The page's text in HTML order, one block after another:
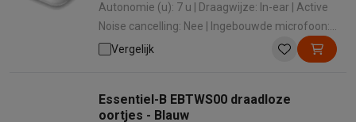
Autonomie (u): 7 u | Draagwijze: In-ear | Active
Noise cancelling: Nee | Ingebouwde microfoon:
JaVergelijk
Essentiel-B EBTWS00 draadloze
oortjes - Blauw